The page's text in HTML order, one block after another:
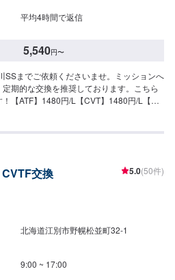
平均4時間で返信
5,540円〜
SSまでご依頼くださいませ。ミッションへ
期的な交換を推奨しております。こちら
【ATF】1480円/L【CVT】1480円/L【交
交換 5.0(50件)
北海道江別市野幌松並町32-1
9:00 ~ 17:00